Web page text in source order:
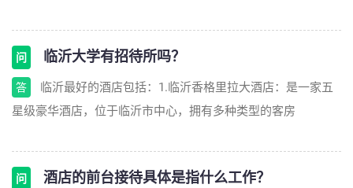
问 临沂大学有招待所吗？
答
临沂最好的酒店包括：1.临沂香格里拉大酒店：是一家五
星级豪华酒店，位于临沂市中心，拥有多种类型的客房
问 酒店的前台接待具体是指什么工作？